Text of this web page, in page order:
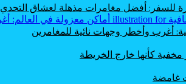
للسفر: أفضل مغامرات مذهلة لعشاق التحدي
أغرب وأخطر وجهات نائية للمغامرين
كأنها خارج الخريطة
غامضة